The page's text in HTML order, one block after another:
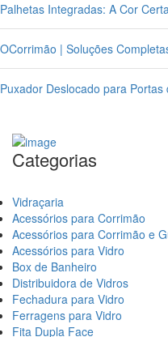
Palhetas Integradas: A Cor
OCorrimão | Soluções
Puxador Deslocado para Portas
Categorias
Vidraçaria
Acessórios para Corrimão
Acessórios para Corrimão e
Acessórios para Vidro
Box de Banheiro
Distribuidora de Vidros
Fechadura para Vidro
Ferragens para Vidro
Fita Dupla Face